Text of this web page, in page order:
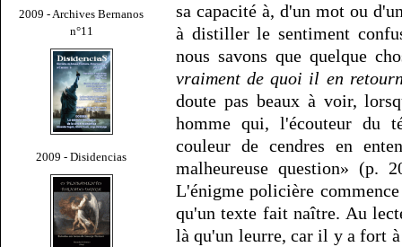
2009 - Archives Bernanos
n°11
2009 - Disidencias
sa capacité à, d'un mot ou
à distiller le sentiment
nous savons que quelque
vraiment de quoi il en
doute pas beaux à voir,
homme qui, l'écouteur du
couleur de cendres en
malheureuse question» (p.
L'énigme policière
qu'un texte fait naître. Au
là qu'un leurre, car il y a fort